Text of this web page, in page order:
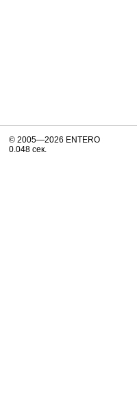
© 2005—2026 ENTERO
0.048 сек.